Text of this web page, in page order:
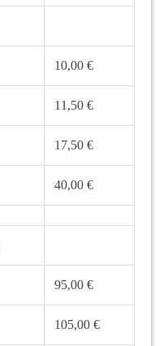
10,00 €
11,50 €
17,50 €
40,00 €
95,00 €
105,00 €